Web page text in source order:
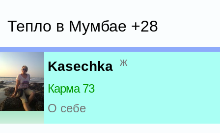
Тепло в Мумбае +28
Kasechka ж
Карма 73
О себе